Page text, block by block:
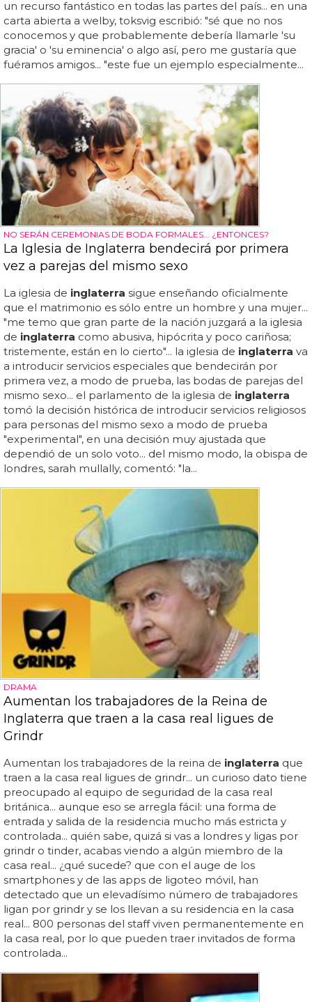
un recurso fantástico en todas las partes del país... en una
carta abierta a welby, toksvig escribió: "sé que no nos
conocemos y que probablemente debería llamarle 'su
gracia' o 'su eminencia' o algo así, pero me gustaría que
fuéramos amigos... "este fue un ejemplo especialmente...
NO SERÁN CEREMONIAS DE BODA FORMALES... ¿ENTONCES?
La Iglesia de Inglaterra bendecirá por primera
vez a parejas del mismo sexo
La iglesia de inglaterra sigue enseñando oficialmente
que el matrimonio es sólo entre un hombre y una mujer...
"me temo que gran parte de la nación juzgará a la iglesia
de inglaterra como abusiva, hipócrita y poco cariñosa;
tristemente, están en lo cierto"... la iglesia de inglaterra va
a introducir servicios especiales que bendecirán por
primera vez, a modo de prueba, las bodas de parejas del
mismo sexo... el parlamento de la iglesia de inglaterra
tomó la decisión histórica de introducir servicios religiosos
para personas del mismo sexo a modo de prueba
"experimental", en una decisión muy ajustada que
dependió de un solo voto... del mismo modo, la obispa de
londres, sarah mullally, comentó: "la...
DRAMA
Aumentan los trabajadores de la Reina de
Inglaterra que traen a la casa real ligues de
Grindr
Aumentan los trabajadores de la reina de inglaterra que
traen a la casa real ligues de grindr... un curioso dato tiene
preocupado al equipo de seguridad de la casa real
británica... aunque eso se arregla fácil: una forma de
entrada y salida de la residencia mucho más estricta y
controlada... quién sabe, quizá si vas a londres y ligas por
grindr o tinder, acabas viendo a algún miembro de la
casa real... ¿qué sucede? que con el auge de los
smartphones y de las apps de ligoteo móvil, han
detectado que un elevadísimo número de trabajadores
ligan por grindr y se los llevan a su residencia en la casa
real... 800 personas del staff viven permanentemente en
la casa real, por lo que pueden traer invitados de forma
controlada...